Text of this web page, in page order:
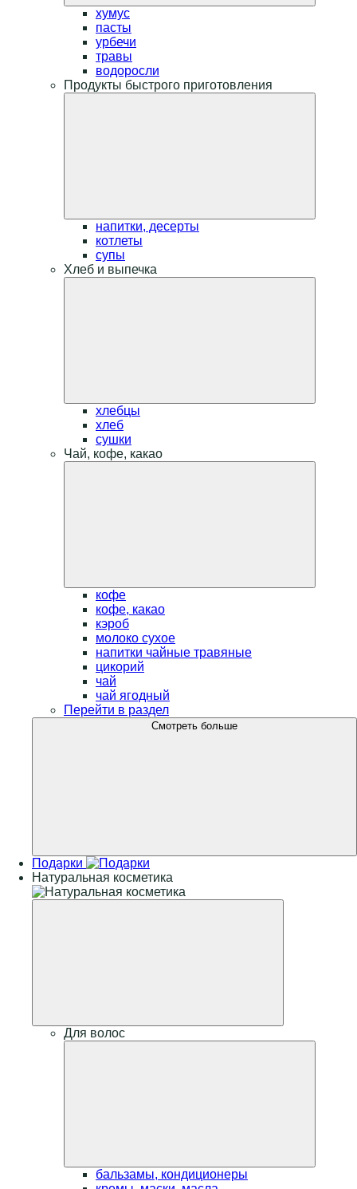
хумус
пасты
урбечи
травы
водоросли
Продукты быстрого приготовления
напитки, десерты
котлеты
супы
Хлеб и выпечка
хлебцы
хлеб
сушки
Чай, кофе, какао
кофе
кофе, какао
кэроб
молоко сухое
напитки чайные травяные
цикорий
чай
чай ягодный
Перейти в раздел
Смотреть больше
Подарки
Натуральная косметика
Для волос
бальзамы, кондиционеры